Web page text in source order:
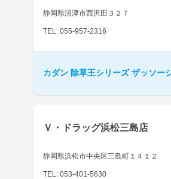
静岡県沼津市西沢田３２７
TEL: 055-957-2316
カダン 除草王シリーズ ザッソー
Ｖ・ドラッグ浜松三島店
静岡県浜松市中央区三島町１４１２
TEL: 053-401-5630